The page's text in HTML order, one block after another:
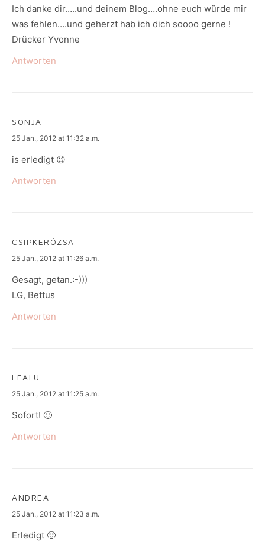
Ich danke dir…..und deinem Blog….ohne euch würde mir
was fehlen….und geherzt hab ich dich soooo gerne !
Drücker Yvonne
Antworten
SONJA
says:
25 Jan., 2012 at 11:32 a.m.
is erledigt 😉
Antworten
CSIPKERÓZSA
says:
25 Jan., 2012 at 11:26 a.m.
Gesagt, getan.:-)))
LG, Bettus
Antworten
LEALU
says:
25 Jan., 2012 at 11:25 a.m.
Sofort! 🙂
Antworten
ANDREA
says:
25 Jan., 2012 at 11:23 a.m.
Erledigt 🙂